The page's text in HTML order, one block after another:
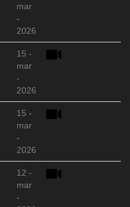
mar
-
2026
15 -
mar
-
2026
15 -
mar
-
2026
12 -
mar
-